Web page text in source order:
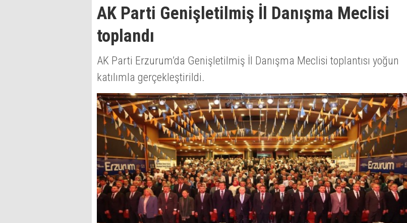
AK Parti Genişletilmiş İl Danışma Meclisi
toplandı
AK Parti Erzurum’da Genişletilmiş İl Danışma Meclisi toplantısı yoğun
katılımla gerçekleştirildi.